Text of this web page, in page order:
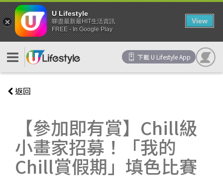
下載 U Lifestyle App
返回
【參加即有賞】Chill級
小畫家招募！「我的
Chill賞假期」填色比賽
U Lifestyle
睇盡最新最HIT生活資訊
FREE - In Google Play
View